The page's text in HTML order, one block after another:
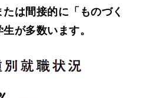
は間接的に「ものづく
生が多数います。